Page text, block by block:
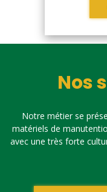
Nos
Notre métier se
matériels de
avec une très forte